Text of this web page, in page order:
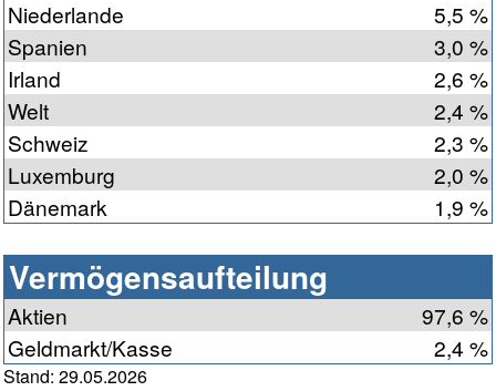
Niederlande
5,5 %
Spanien
3,0 %
Irland
2,6 %
Welt
2,4 %
Schweiz
2,3 %
Luxemburg
2,0 %
Dänemark
1,9 %
Vermögensaufteilung
Aktien
97,6 %
Geldmarkt/Kasse
2,4 %
Stand: 29.05.2026